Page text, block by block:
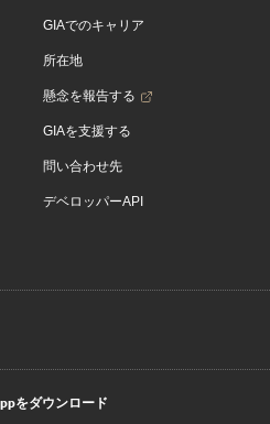
GIAでのキャリア
所在地
懸念を報告する
GIAを支援する
問い合わせ先
デベロッパーAPI
をダウンロード